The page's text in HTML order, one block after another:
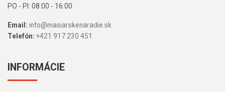
PO - PI: 08:00 - 16:00
Email: info@masiarskenaradie.sk
Telefón: +421 917 230 451
INFORMÁCIE